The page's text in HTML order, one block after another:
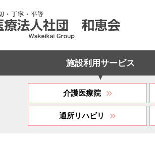
施設利用サービス
介護医療院 »
通所リハビリ »